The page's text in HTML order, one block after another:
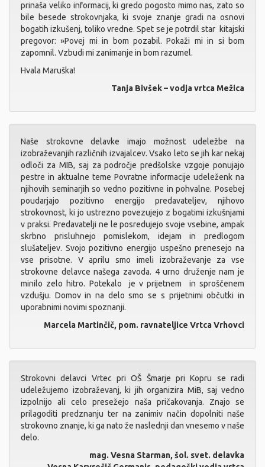
prinaša veliko informacij, ki gredo pogosto mimo nas, zato so
bile besede strokovnjaka, ki svoje znanje gradi na osnovi
bogatih izkušenj, toliko vredne. Spet se je potrdil star kitajski
pregovor: »Povej mi in bom pozabil. Pokaži mi in si bom
zapomnil. Vzbudi mi zanimanje in bom razumel.
Hvala Maruška!
Tanja Bivšek – vodja vrtca Mežica
Naše strokovne delavke imajo možnost udeležbe na
izobraževanjih različnih izvajalcev. Vsako leto se jih kar nekaj
odloči za MIB, saj za področje predšolske vzgoje ponujajo
pestre in aktualne teme Povratne informacije udeleženk na
njihovih seminarjih so vedno pozitivne in pohvalne. Posebej
poudarjajo pozitivno energijo predavateljev, njihovo
strokovnost, ki jo ustrezno povezujejo z bogatimi izkušnjami
v praksi. Predavatelji ne le posredujejo svoje vsebine, ampak
skrbno prisluhnejo pomislekom, idejam in predlogom
slušateljev. Svojo pozitivno energijo uspešno prenesejo na
vse prisotne. V aprilu smo imeli izobraževanje za vse
strokovne delavce našega zavoda. 4 urno druženje nam je
minilo zelo hitro. Potekalo je v prijetnem in sproščenem
vzdušju. Domov in na delo smo se s prijetnimi občutki in
uporabnimi novimi spoznanji.
Marcela Martinčič, pom. ravnateljice Vrtca Vrhovci
Strokovni delavci Vrtec pri OŠ Šmarje pri Kopru se radi
udeležujemo izobraževanj, ki jih organizira MiB, saj vedno
izpolnijo ali celo presežejo naša pričakovanja. Znajo se
prilagoditi predznanju ter na zanimiv način dopolniti naše
strokovno znanje, ki ga nato že naslednji dan vnesemo v naše
delo.
mag. Vesna Starman, šol. svet. delavka